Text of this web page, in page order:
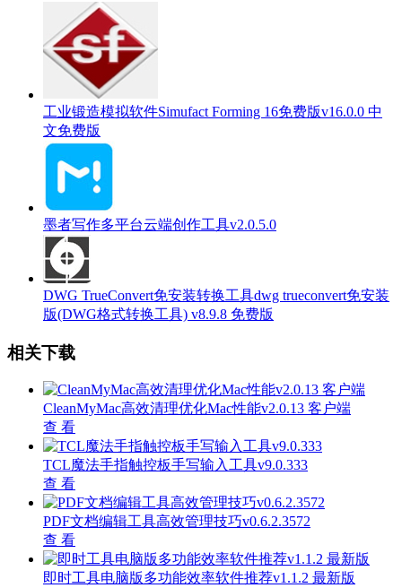
工业锻造模拟软件Simufact Forming 16免费版v16.0.0 中
文免费版
墨者写作多平台云端创作工具v2.0.5.0
DWG TrueConvert免安装转换工具dwg trueconvert免安装
版(DWG格式转换工具) v8.9.8 免费版
相关下载
CleanMyMac高效清理优化Mac性能v2.0.13 客户端
查 看
TCL魔法手指触控板手写输入工具v9.0.333
查 看
PDF文档编辑工具高效管理技巧v0.6.2.3572
查 看
即时工具电脑版多功能效率软件推荐v1.1.2 最新版